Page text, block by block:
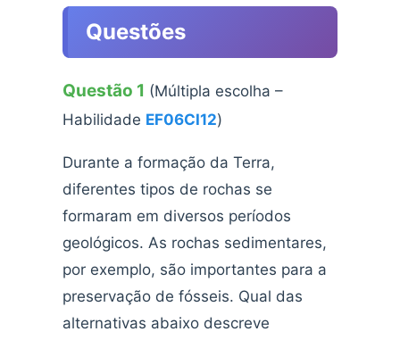
Questões
Questão 1 (Múltipla escolha –
Habilidade EF06CI12)
Durante a formação da Terra,
diferentes tipos de rochas se
formaram em diversos períodos
geológicos. As rochas sedimentares,
por exemplo, são importantes para a
preservação de fósseis. Qual das
alternativas abaixo descreve